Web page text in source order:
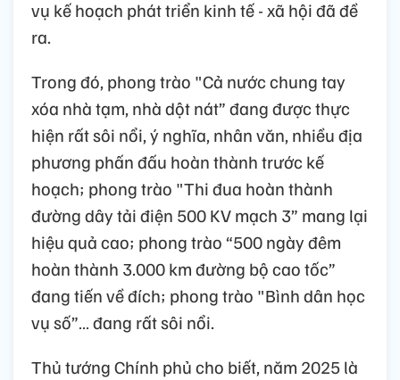
vụ kế hoạch phát triển kinh tế - xã hội đã đề
ra.
Trong đó, phong trào "Cả nước chung tay
xóa nhà tạm, nhà dột nát” đang được thực
hiện rất sôi nổi, ý nghĩa, nhân văn, nhiều địa
phương phấn đấu hoàn thành trước kế
hoạch; phong trào "Thi đua hoàn thành
đường dây tải điện 500 KV mạch 3” mang lại
hiệu quả cao; phong trào “500 ngày đêm
hoàn thành 3.000 km đường bộ cao tốc”
đang tiến về đích; phong trào "Bình dân học
vụ số”… đang rất sôi nổi.
Thủ tướng Chính phủ cho biết, năm 2025 là